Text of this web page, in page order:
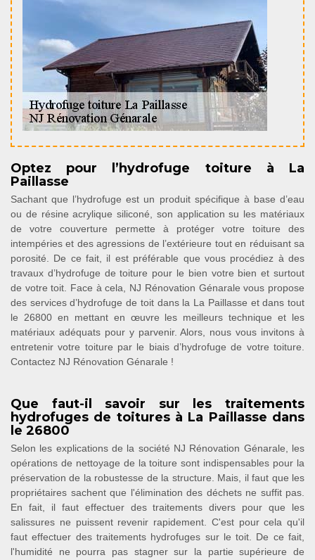
Optez pour l’hydrofuge toiture à La
Paillasse
Sachant que l’hydrofuge est un produit spécifique à base d’eau
ou de résine acrylique siliconé, son application su les matériaux
de votre couverture permette à protéger votre toiture des
intempéries et des agressions de l’extérieure tout en réduisant sa
porosité. De ce fait, il est préférable que vous procédiez à des
travaux d’hydrofuge de toiture pour le bien votre bien et surtout
de votre toit. Face à cela, NJ Rénovation Génarale vous propose
des services d’hydrofuge de toit dans la La Paillasse et dans tout
le 26800 en mettant en œuvre les meilleurs technique et les
matériaux adéquats pour y parvenir. Alors, nous vous invitons à
entretenir votre toiture par le biais d’hydrofuge de votre toiture.
Contactez NJ Rénovation Génarale !
Que faut-il savoir sur les traitements
hydrofuges de toitures à La Paillasse dans
le 26800
Selon les explications de la société NJ Rénovation Génarale, les
opérations de nettoyage de la toiture sont indispensables pour la
préservation de la robustesse de la structure. Mais, il faut que les
propriétaires sachent que l'élimination des déchets ne suffit pas.
En fait, il faut effectuer des traitements divers pour que les
salissures ne puissent revenir rapidement. C'est pour cela qu'il
faut effectuer des traitements hydrofuges sur le toit. De ce fait,
l'humidité ne pourra pas stagner sur la partie supérieure de